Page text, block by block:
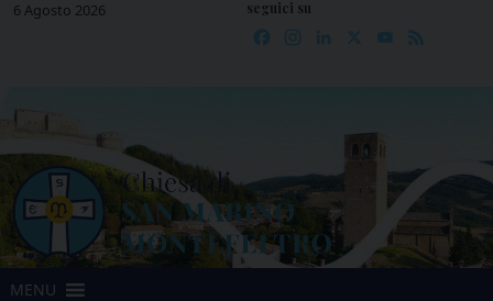
Skip6 Agosto 2026 seguici su
Facebook
Instagram
LinkedIn YouTube
MENU